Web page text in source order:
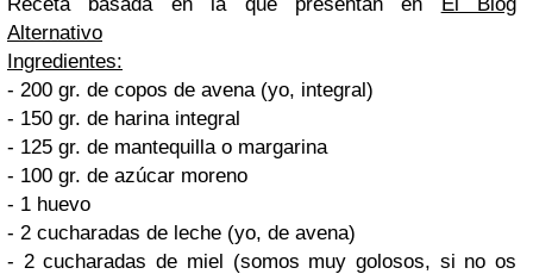
Alternativo
Ingredientes:
- 200 gr. de copos de avena (yo, integral)
- 150 gr. de harina integral
- 125 gr. de mantequilla o margarina
- 100 gr. de azúcar moreno
- 1 huevo
- 2 cucharadas de leche (yo, de avena)
- 2 cucharadas de miel (somos muy golosos, si no os